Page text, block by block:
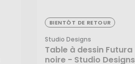
BIENTÔT DE RETOUR
Studio Designs
Table à dessin Futura
noire - Studio Designs
427,40 €